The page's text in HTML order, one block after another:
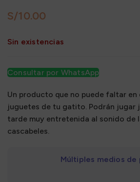
S/
Sin existencias
Consultar por WhatsApp
Un producto que no puede faltar en
juguetes de tu gatito. Podrán jugar
tarde muy entretenida al sonido de
cascabeles.
Múltiples medios de